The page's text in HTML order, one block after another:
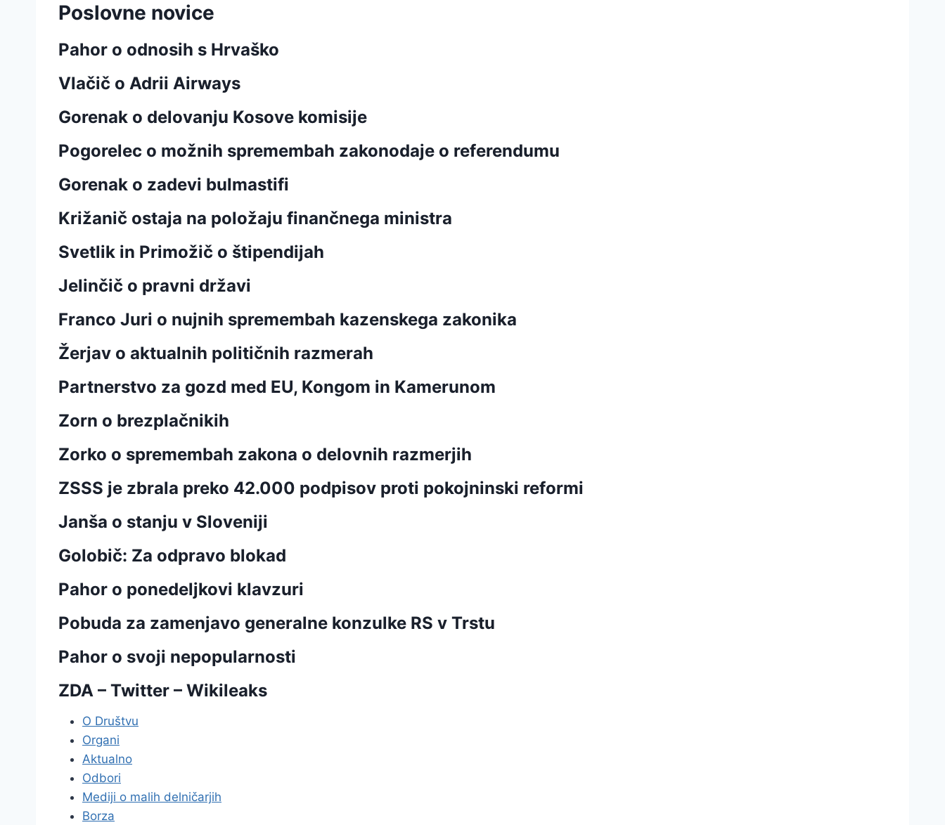
Poslovne novice
Pahor o odnosih s Hrvaško
Vlačič o Adrii Airways
Gorenak o delovanju Kosove komisije
Pogorelec o možnih spremembah zakonodaje o referendumu
Gorenak o zadevi bulmastifi
Križanič ostaja na položaju finančnega ministra
Svetlik in Primožič o štipendijah
Jelinčič o pravni državi
Franco Juri o nujnih spremembah kazenskega zakonika
Žerjav o aktualnih političnih razmerah
Partnerstvo za gozd med EU, Kongom in Kamerunom
Zorn o brezplačnikih
Zorko o spremembah zakona o delovnih razmerjih
ZSSS je zbrala preko 42.000 podpisov proti pokojninski reformi
Janša o stanju v Sloveniji
Golobič: Za odpravo blokad
Pahor o ponedeljkovi klavzuri
Pobuda za zamenjavo generalne konzulke RS v Trstu
Pahor o svoji nepopularnosti
ZDA – Twitter – Wikileaks
O Društvu
Organi
Aktualno
Odbori
Mediji o malih delničarjih
Borza